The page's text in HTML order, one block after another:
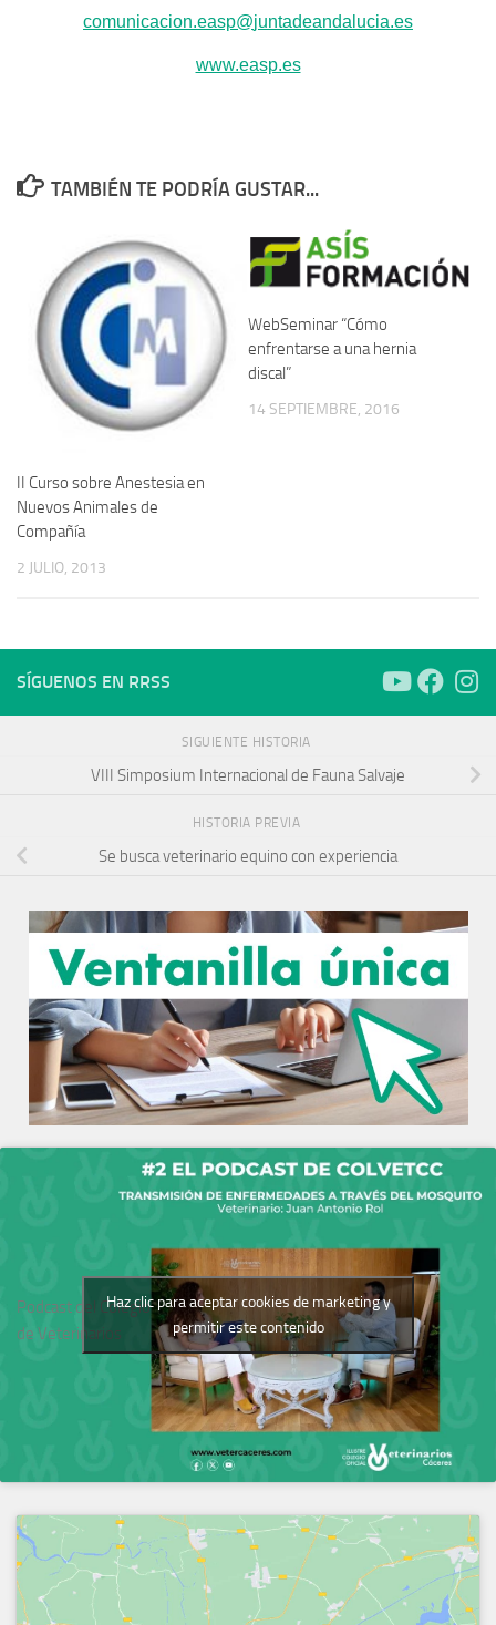
comunicacion.easp@juntadeandalucia.es
www.easp.es
TAMBIÉN TE PODRÍA GUSTAR...
II Curso sobre Anestesia en
Nuevos Animales de
Compañía
2 JULIO, 2013
WebSeminar “Cómo
enfrentarse a una hernia
discal”
14 SEPTIEMBRE, 2016
SÍGUENOS EN RRSS
SIGUIENTE HISTORIA
VIII Simposium Internacional de Fauna Salvaje
HISTORIA PREVIA
Se busca veterinario equino con experiencia
Podcast del Colegio
de Veterinarios
Haz clic para aceptar cookies de marketing y
permitir este contenido